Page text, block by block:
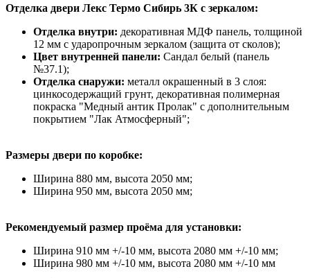
Отделка двери Лекс Термо Сибирь 3К с зеркалом:
Отделка внутри: декоративная МДФ панель, толщиной
12 мм с ударопрочным зеркалом (защита от сколов);
Цвет внутренней панели: Сандал белый (панель
№37.1);
Отделка снаружи: металл окрашенный в 3 слоя:
цинкосодержащий грунт, декоративная полимерная
покраска "Медный антик Пролак" с дополнительным
покрытием "Лак Атмосферный";
Размеры двери по коробке:
Ширина 880 мм, высота 2050 мм;
Ширина 950 мм, высота 2050 мм;
Рекомендуемый размер проёма для установки:
Ширина 910 мм +/-10 мм, высота 2080 мм +/-10 мм;
Ширина 980 мм +/-10 мм, высота 2080 мм +/-10 мм